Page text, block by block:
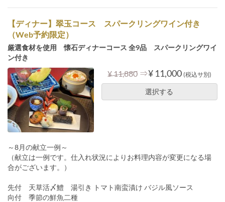
【ディナー】翠玉コース スパークリングワイン付き
（Web予約限定）
厳選食材を使用 懐石ディナーコース 全9品 スパークリングワイ
ン付き
¥ 11,880 ⇒¥ 11,000 (税込サ別)
選択する
～8月の献立一例～
（献立は一例です。仕入れ状況によりお料理内容が変更になる場
合がございます。）
先付 天草活〆鱧 湯引き トマト南蛮漬け バジル風ソース
向付 季節の鮮魚二種